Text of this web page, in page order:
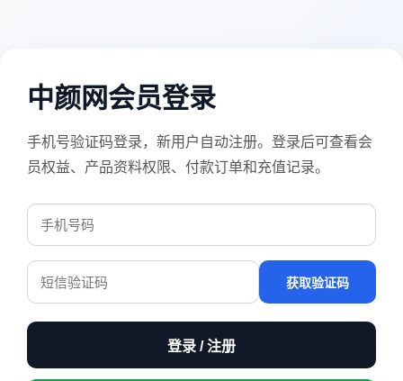
中颜网会员登录
手机号验证码登录，新用户自动注册。登录后可查看会
员权益、产品资料权限、付款订单和充值记录。
获取验证码
登录 / 注册